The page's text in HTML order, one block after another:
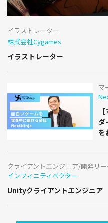
イラストレーター
株式会社Cygames
イラストレーター
マ
ダ
を
クライアントエンジニア/開発リ
インフィニティベクター
Unityクライアントエンジニア